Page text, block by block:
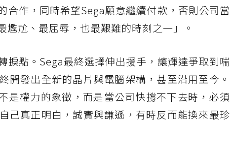
合作，同時希望Sega願意繼續付款，否則公司當
尬、最屈辱，也最艱難的時刻之一」。
捩點。Sega最終選擇伸出援手，讓輝達爭取到喘
開發出全新的晶片與電腦架構，甚至沿用至今。
是權力的象徵，而是當公司快撐不下去時，必須
己真正明白，誠實與謙遜，有時反而能換來最珍